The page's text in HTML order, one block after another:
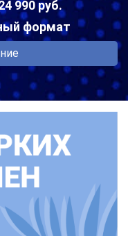
990 руб.
формат